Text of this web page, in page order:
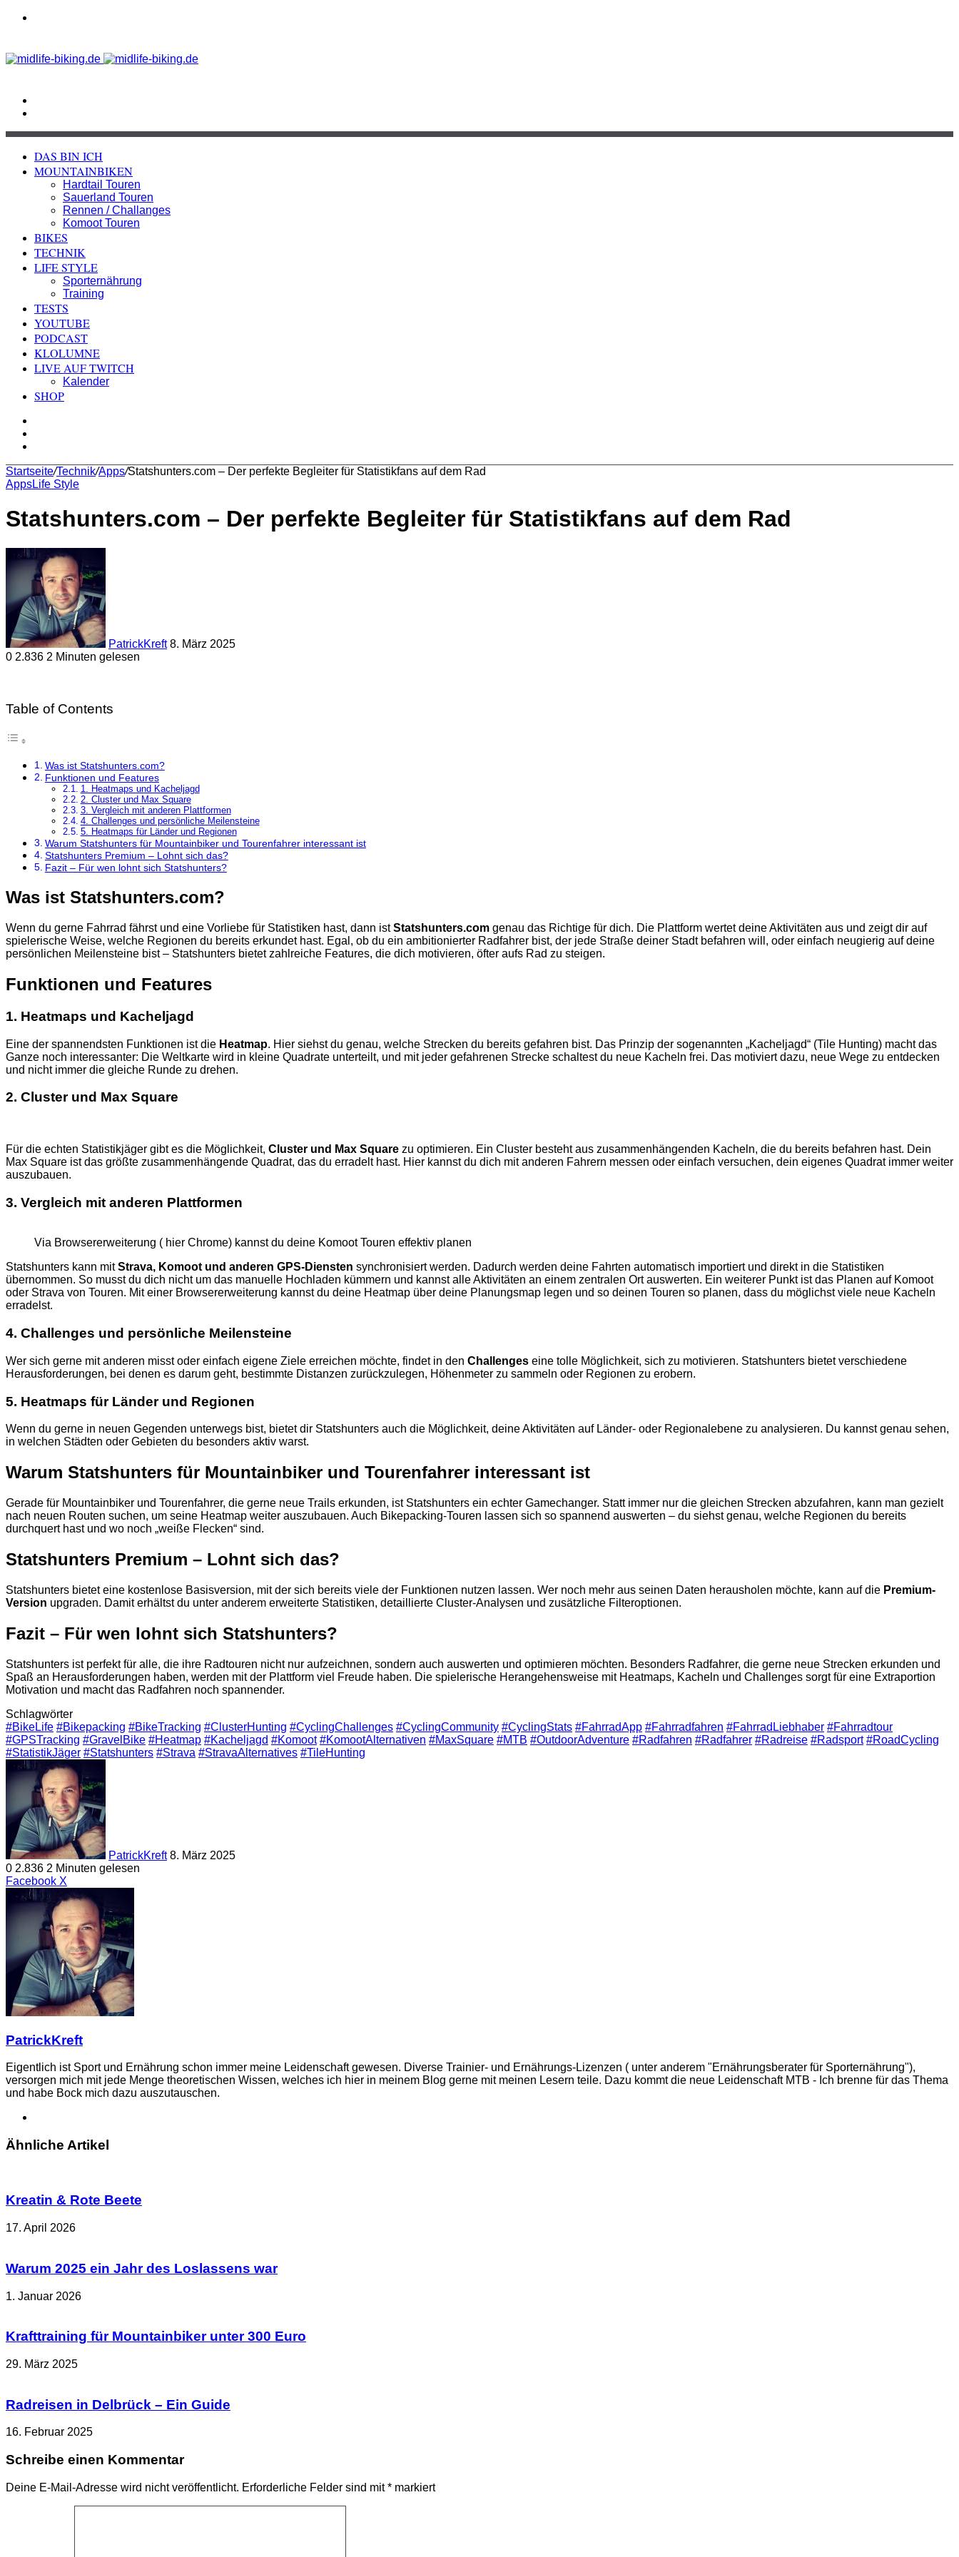
DAS BIN ICH
MOUNTAINBIKEN
Hardtail Touren
Sauerland Touren
Rennen / Challanges
Komoot Touren
BIKES
TECHNIK
LIFE STYLE
Sporternährung
Training
TESTS
YOUTUBE
PODCAST
KLOLUMNE
LIVE AUF TWITCH
Kalender
SHOP
Startseite/Technik/Apps/Statshunters.com – Der perfekte Begleiter für Statistikfans auf dem Rad
AppsLife Style
Statshunters.com – Der perfekte Begleiter für Statistikfans auf dem Rad
PatrickKreft 8. März 2025
0 2.836 2 Minuten gelesen
Table of Contents
Was ist Statshunters.com?
Funktionen und Features
1. Heatmaps und Kacheljagd
2. Cluster und Max Square
3. Vergleich mit anderen Plattformen
4. Challenges und persönliche Meilensteine
5. Heatmaps für Länder und Regionen
Warum Statshunters für Mountainbiker und Tourenfahrer interessant ist
Statshunters Premium – Lohnt sich das?
Fazit – Für wen lohnt sich Statshunters?
Was ist Statshunters.com?
Wenn du gerne Fahrrad fährst und eine Vorliebe für Statistiken hast, dann istStatshunters.com genau das Richtige für dich. Die Plattform wertet deine Aktivitäten aus und zeigt dir auf
spielerische Weise, welche Regionen du bereits erkundet hast. Egal, ob du ein ambitionierter Radfahrer bist, der jede Straße deiner Stadt befahren will, oder einfach neugierig auf deine
persönlichen Meilensteine bist – Statshunters bietet zahlreiche Features, die dich motivieren, öfter aufs Rad zu steigen.
Funktionen und Features
1. Heatmaps und Kacheljagd
Eine der spannendsten Funktionen ist die Heatmap. Hier siehst du genau, welche Strecken du bereits gefahren bist. Das Prinzip der sogenannten „Kacheljagd“ (Tile Hunting) macht das
Ganze noch interessanter: Die Weltkarte wird in kleine Quadrate unterteilt, und mit jeder gefahrenen Strecke schaltest du neue Kacheln frei. Das motiviert dazu, neue Wege zu entdecken
und nicht immer die gleiche Runde zu drehen.
2. Cluster und Max Square
Für die echten Statistikjäger gibt es die Möglichkeit, Cluster und Max Square zu optimieren. Ein Cluster besteht aus zusammenhängenden Kacheln, die du bereits befahren hast. Dein
Max Square ist das größte zusammenhängende Quadrat, das du erradelt hast. Hier kannst du dich mit anderen Fahrern messen oder einfach versuchen, dein eigenes Quadrat immer weiter
auszubauen.
3. Vergleich mit anderen Plattformen
Via Browsererweiterung ( hier Chrome) kannst du deine Komoot Touren effektiv planen
Statshunters kann mitStrava, Komoot und anderen GPS-Diensten synchronisiert werden. Dadurch werden deine Fahrten automatisch importiert und direkt in die Statistiken
übernommen. So musst du dich nicht um das manuelle Hochladen kümmern und kannst alle Aktivitäten an einem zentralen Ort auswerten. Ein weiterer Punkt ist das Planen auf Komoot
oder Strava von Touren. Mit einer Browsererweiterung kannst du deine Heatmap über deine Planungsmap legen und so deinen Touren so planen, dass du möglichst viele neue Kacheln
erradelst.
4. Challenges und persönliche Meilensteine
Wer sich gerne mit anderen misst oder einfach eigene Ziele erreichen möchte, findet in den Challenges eine tolle Möglichkeit, sich zu motivieren. Statshunters bietet verschiedene
Herausforderungen, bei denen es darum geht, bestimmte Distanzen zurückzulegen, Höhenmeter zu sammeln oder Regionen zu erobern.
5. Heatmaps für Länder und Regionen
Wenn du gerne in neuen Gegenden unterwegs bist, bietet dir Statshunters auch die Möglichkeit, deine Aktivitäten auf Länder- oder Regionalebene zu analysieren. Du kannst genau sehen,
in welchen Städten oder Gebieten du besonders aktiv warst.
Warum Statshunters für Mountainbiker und Tourenfahrer interessant ist
Gerade für Mountainbiker und Tourenfahrer, die gerne neue Trails erkunden, ist Statshunters ein echter Gamechanger. Statt immer nur die gleichen Strecken abzufahren, kann man gezielt
nach neuen Routen suchen, um seine Heatmap weiter auszubauen. Auch Bikepacking-Touren lassen sich so spannend auswerten – du siehst genau, welche Regionen du bereits
durchquert hast und wo noch „weiße Flecken“ sind.
Statshunters Premium – Lohnt sich das?
Statshunters bietet eine kostenlose Basisversion, mit der sich bereits viele der Funktionen nutzen lassen. Wer noch mehr aus seinen Daten herausholen möchte, kann auf die Premium-
Version upgraden. Damit erhältst du unter anderem erweiterte Statistiken, detaillierte Cluster-Analysen und zusätzliche Filteroptionen.
Fazit – Für wen lohnt sich Statshunters?
Statshunters ist perfekt für alle, die ihre Radtouren nicht nur aufzeichnen, sondern auch auswerten und optimieren möchten. Besonders Radfahrer, die gerne neue Strecken erkunden und
Spaß an Herausforderungen haben, werden mit der Plattform viel Freude haben. Die spielerische Herangehensweise mit Heatmaps, Kacheln und Challenges sorgt für eine Extraportion
Motivation und macht das Radfahren noch spannender.
Schlagwörter
#BikeLife #Bikepacking #BikeTracking #ClusterHunting #CyclingChallenges #CyclingCommunity #CyclingStats #FahrradApp #Fahrradfahren #FahrradLiebhaber #Fahrradtour
#GPSTracking #GravelBike #Heatmap #Kacheljagd #Komoot #KomootAlternativen #MaxSquare #MTB #OutdoorAdventure #Radfahren #Radfahrer #Radreise #Radsport #RoadCycling
#StatistikJäger #Statshunters #Strava #StravaAlternatives #TileHunting
PatrickKreft 8. März 2025
0 2.836 2 Minuten gelesen
Facebook X
per
E-
Mail
PatrickKreft
Eigentlich ist Sport und Ernährung schon immer meine Leidenschaft gewesen. Diverse Trainier- und Ernährungs-Lizenzen ( unter anderem "Ernährungsberater für Sporternährung"),
versorgen mich mit jede Menge theoretischen Wissen, welches ich hier in meinem Blog gerne mit meinen Lesern teile. Dazu kommt die neue Leidenschaft MTB - Ich brenne für das Thema
und habe Bock mich dazu auszutauschen.
Ähnliche Artikel
Kreatin & Rote Beete
17. April 2026
Warum 2025 ein Jahr des Loslassens war
1. Januar 2026
Krafttraining für Mountainbiker unter 300 Euro
29. März 2025
Radreisen in Delbrück – Ein Guide
16. Februar 2025
Schreibe einen Kommentar
Deine E-Mail-Adresse wird nicht veröffentlicht. Erforderliche Felder sind mit* markiert